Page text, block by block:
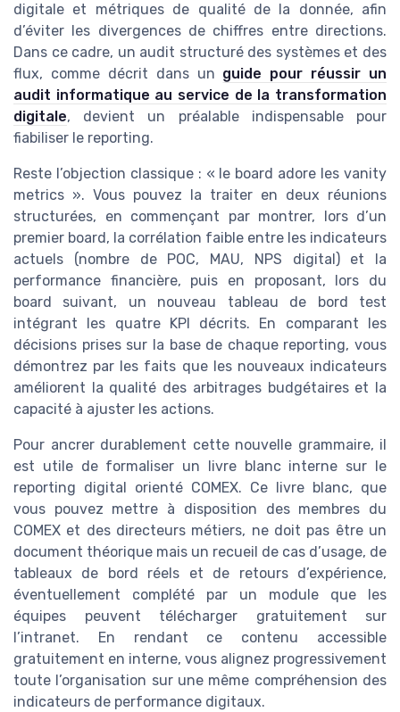
digitale et métriques de qualité de la donnée, afin
d’éviter les divergences de chiffres entre directions.
Dans ce cadre, un audit structuré des systèmes et des
flux, comme décrit dans un guide pour réussir un
audit informatique au service de la transformation
digitale, devient un préalable indispensable pour
fiabiliser le reporting.
Reste l’objection classique : « le board adore les vanity
metrics ». Vous pouvez la traiter en deux réunions
structurées, en commençant par montrer, lors d’un
premier board, la corrélation faible entre les indicateurs
actuels (nombre de POC, MAU, NPS digital) et la
performance financière, puis en proposant, lors du
board suivant, un nouveau tableau de bord test
intégrant les quatre KPI décrits. En comparant les
décisions prises sur la base de chaque reporting, vous
démontrez par les faits que les nouveaux indicateurs
améliorent la qualité des arbitrages budgétaires et la
capacité à ajuster les actions.
Pour ancrer durablement cette nouvelle grammaire, il
est utile de formaliser un livre blanc interne sur le
reporting digital orienté COMEX. Ce livre blanc, que
vous pouvez mettre à disposition des membres du
COMEX et des directeurs métiers, ne doit pas être un
document théorique mais un recueil de cas d’usage, de
tableaux de bord réels et de retours d’expérience,
éventuellement complété par un module que les
équipes peuvent télécharger gratuitement sur
l’intranet. En rendant ce contenu accessible
gratuitement en interne, vous alignez progressivement
toute l’organisation sur une même compréhension des
indicateurs de performance digitaux.